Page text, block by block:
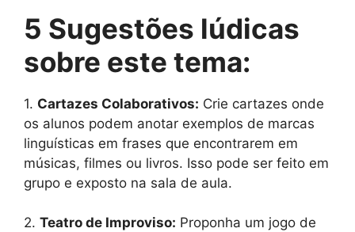
5 Sugestões lúdicas
sobre este tema:
1. Cartazes Colaborativos: Crie cartazes onde
os alunos podem anotar exemplos de marcas
linguísticas em frases que encontrarem em
músicas, filmes ou livros. Isso pode ser feito em
grupo e exposto na sala de aula.
2. Teatro de Improviso: Proponha um jogo de